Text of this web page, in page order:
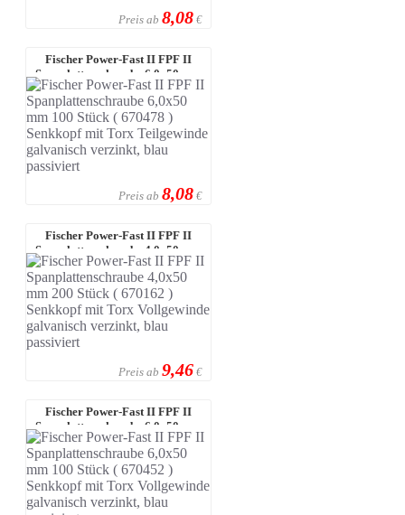
Preis ab 8,08 €
Fischer Power-Fast II FPF II
Spanplattenschraube 6,0x50 mm
100 S ...
Preis ab 8,08 €
Fischer Power-Fast II FPF II
Spanplattenschraube 4,0x50 mm
200 S ...
Preis ab 9,46 €
Fischer Power-Fast II FPF II
Spanplattenschraube 6,0x50 mm
100 S ...